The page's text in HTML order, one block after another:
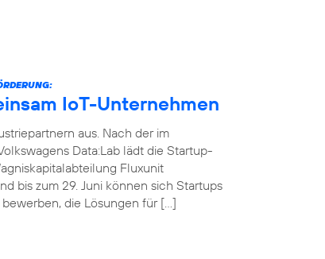
IoT-Unternehmen
aus. Nach der im
Data:Lab lädt die Startup-
Fluxunit
bis zum 29. Juni können sich Startups
die Lösungen für […]